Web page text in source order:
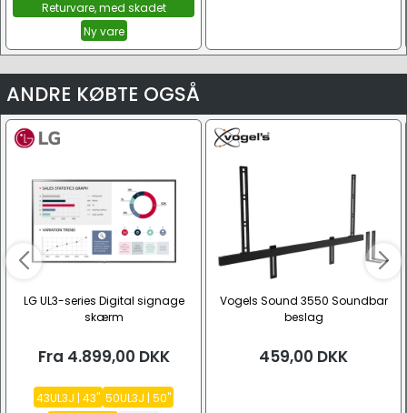
Returvare, med skadet
emballage
Ny vare
ANDRE KØBTE OGSÅ
LG UL3-series Digital signage
skærm
Fra 4.899,00 DKK
43UL3J | 43" 50UL3J | 50"
Vogels Sound 3550 Soundbar
beslag
459,00 DKK